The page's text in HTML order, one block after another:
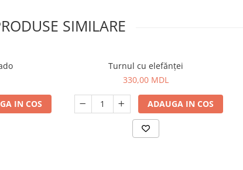
SIMILARE
IN COS
Turnul cu elefănței
330,00 MDL
ADAUGA IN COS